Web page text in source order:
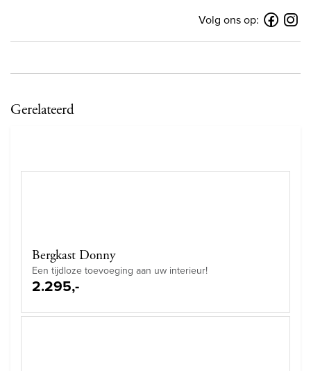
Volg ons op:
Gerelateerd
Bergkast Donny
Een tijdloze toevoeging aan uw interieur!
2.295,-